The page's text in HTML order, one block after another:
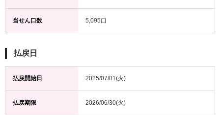
当せん口数 5,095口
払戻日
払戻開始日 2025/07/01(火)
払戻期限 2026/06/30(火)